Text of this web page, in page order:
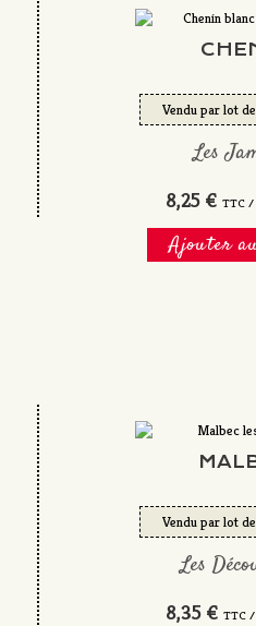
Vendu par lot
Les
8,25 € TTC /
Ajouter
Vendu par lot
Les
8,35 € TTC /